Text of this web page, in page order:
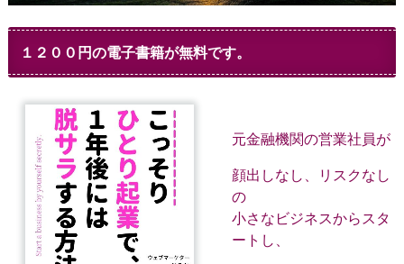
１２００円の電子書籍が無料です。
元金融機関の営業社員が
顔出しなし、リスクなし
の
小さなビジネスからスタ
ートし、